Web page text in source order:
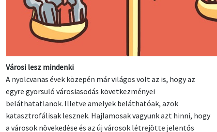
Városi lesz mindenki
A nyolcvanas évek közepén már világos volt az is, hogy az
egyre gyorsuló városiasodás következményei
beláthatatlanok. Illetve amelyek beláthatóak, azok
katasztrofálisak lesznek. Hajlamosak vagyunk azt hinni, hogy
a városok növekedése és az új városok létrejötte jelentős